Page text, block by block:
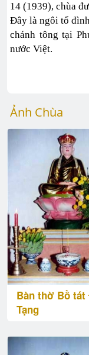
14 (1939), chùa
Đây là ngôi tổ
chánh tông tại
nước Việt.
Ảnh Chùa
Bàn thờ Bồ tát
Tạng